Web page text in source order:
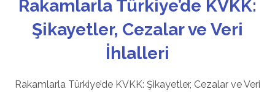
Rakamlarla Türkiye’de KVKK:
Şikayetler, Cezalar ve Veri
İhlalleri
Rakamlarla Türkiye’de KVKK: Şikayetler, Cezalar ve Veri